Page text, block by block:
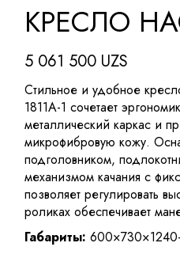
КРЕСЛО
5 061 500 UZS
Стильное и удобное
1811A-1 сочетает
металлический каркас и
микрофибровую кожу.
подголовником,
механизмом качания с
позволяет регулировать
роликах обеспечивает
Габариты: